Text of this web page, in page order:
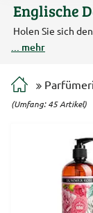
Englische
Holen Sie sich
von Floris of
Prominenten und
Design zeichnen
aus. Englische
... mehr
(Umfang: 45 Artikel)